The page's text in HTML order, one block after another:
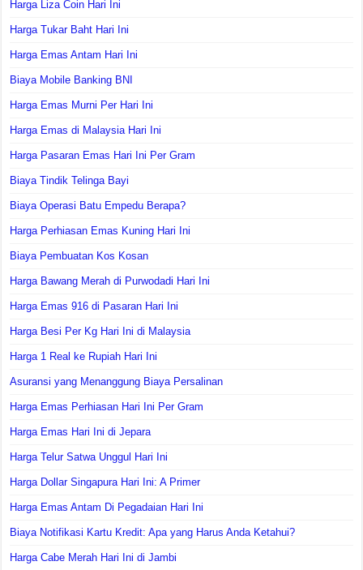
Harga Liza Coin Hari Ini
Harga Tukar Baht Hari Ini
Harga Emas Antam Hari Ini
Biaya Mobile Banking BNI
Harga Emas Murni Per Hari Ini
Harga Emas di Malaysia Hari Ini
Harga Pasaran Emas Hari Ini Per Gram
Biaya Tindik Telinga Bayi
Biaya Operasi Batu Empedu Berapa?
Harga Perhiasan Emas Kuning Hari Ini
Biaya Pembuatan Kos Kosan
Harga Bawang Merah di Purwodadi Hari Ini
Harga Emas 916 di Pasaran Hari Ini
Harga Besi Per Kg Hari Ini di Malaysia
Harga 1 Real ke Rupiah Hari Ini
Asuransi yang Menanggung Biaya Persalinan
Harga Emas Perhiasan Hari Ini Per Gram
Harga Emas Hari Ini di Jepara
Harga Telur Satwa Unggul Hari Ini
Harga Dollar Singapura Hari Ini: A Primer
Harga Emas Antam Di Pegadaian Hari Ini
Biaya Notifikasi Kartu Kredit: Apa yang Harus Anda Ketahui?
Harga Cabe Merah Hari Ini di Jambi